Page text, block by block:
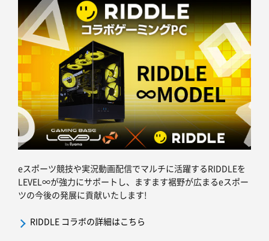
eスポーツ競技や実況動画配信でマルチに活躍するRIDDLEを
LEVEL∞が強力にサポートし、ますます裾野が広まるeスポー
ツの今後の発展に貢献いたします!
RIDDLE コラボの詳細はこちら